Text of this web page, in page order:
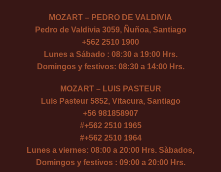
MOZART – PEDRO DE VALDIVIA
Pedro de Valdivia 3059, Ñuñoa, Santiago
+562 2510 1900
Lunes a Sábado : 08:30 a 19:00 Hrs.
Domingos y festivos: 08:30 a 14:00 Hrs.
MOZART – LUIS PASTEUR
Luis Pasteur 5852, Vitacura, Santiago
+56 981858907
#+562 2510 1965
#+562 2510 1964
Lunes a viernes: 08:00 a 20:00 Hrs. Sàbados,
Domingos y festivos : 09:00 a 20:00 Hrs.